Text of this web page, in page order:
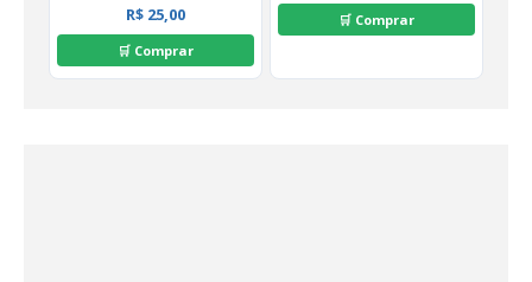
R$ 25,00
🛒 Comprar
🛒 Comprar